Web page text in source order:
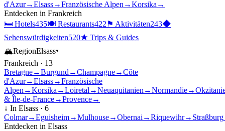
d'Azur→Elsass→Französische Alpen →Korsika →
Entdecken in Frankreich
🛏 Hotels435🍽 Restaurants422⚑ Aktivitäten243◆
Sehenswürdigkeiten520★ Trips & Guides
🏔RegionElsass▾
Frankreich · 13
Bretagne→Burgund →Champagne→Côte
d'Azur→Elsass→Französische
Alpen →Korsika →Loiretal →Neuaquitanien →Normandie→
& Île-de-France→Provence→
↓ In Elsass · 6
Colmar→Eguisheim→Mulhouse→Obernai →Riquewihr→ Straßburg
Entdecken in Elsass